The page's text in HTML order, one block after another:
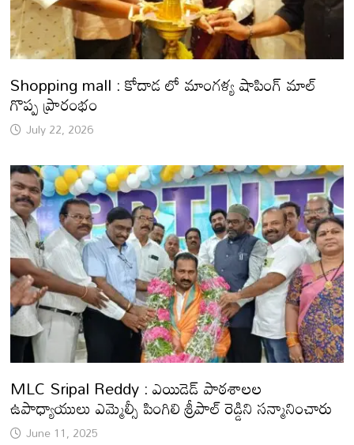
Shopping mall : కోదాడ లో మాంగళ్య షాపింగ్ మాల్
గొప్ప ప్రారంభం
July 22, 2026
MLC Sripal Reddy : ఎయిడెడ్ పాఠశాలల
ఉపాధ్యాయులు ఎమ్మెల్సీ పింగిలి శ్రీపాల్ రెడ్డిని సన్మానించారు
June 11, 2025